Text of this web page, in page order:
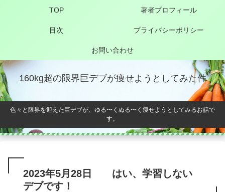
160kg超の限界巨デブが痩せようとしてみた件
色々と限界を迎えた巨デブが、ゆる〜くぬる〜く痩せようとしてみるお話で
す。
TOP 著者プロフィール
目次 プライバシーポリシー
お問い合わせ
2023年5月28日 はい、学習しない
デブです！